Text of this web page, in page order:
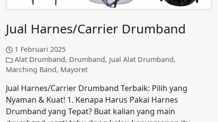
Jual Harnes/Carrier Drumband
1 Februari 2025
Alat Drumband, Drumband, Jual Alat Drumband,
Marching Band, Mayoret
Jual Harnes/Carrier Drumband Terbaik: Pilih yang
Nyaman & Kuat! 1. Kenapa Harus Pakai Harnes
Drumband yang Tepat? Buat kalian yang main